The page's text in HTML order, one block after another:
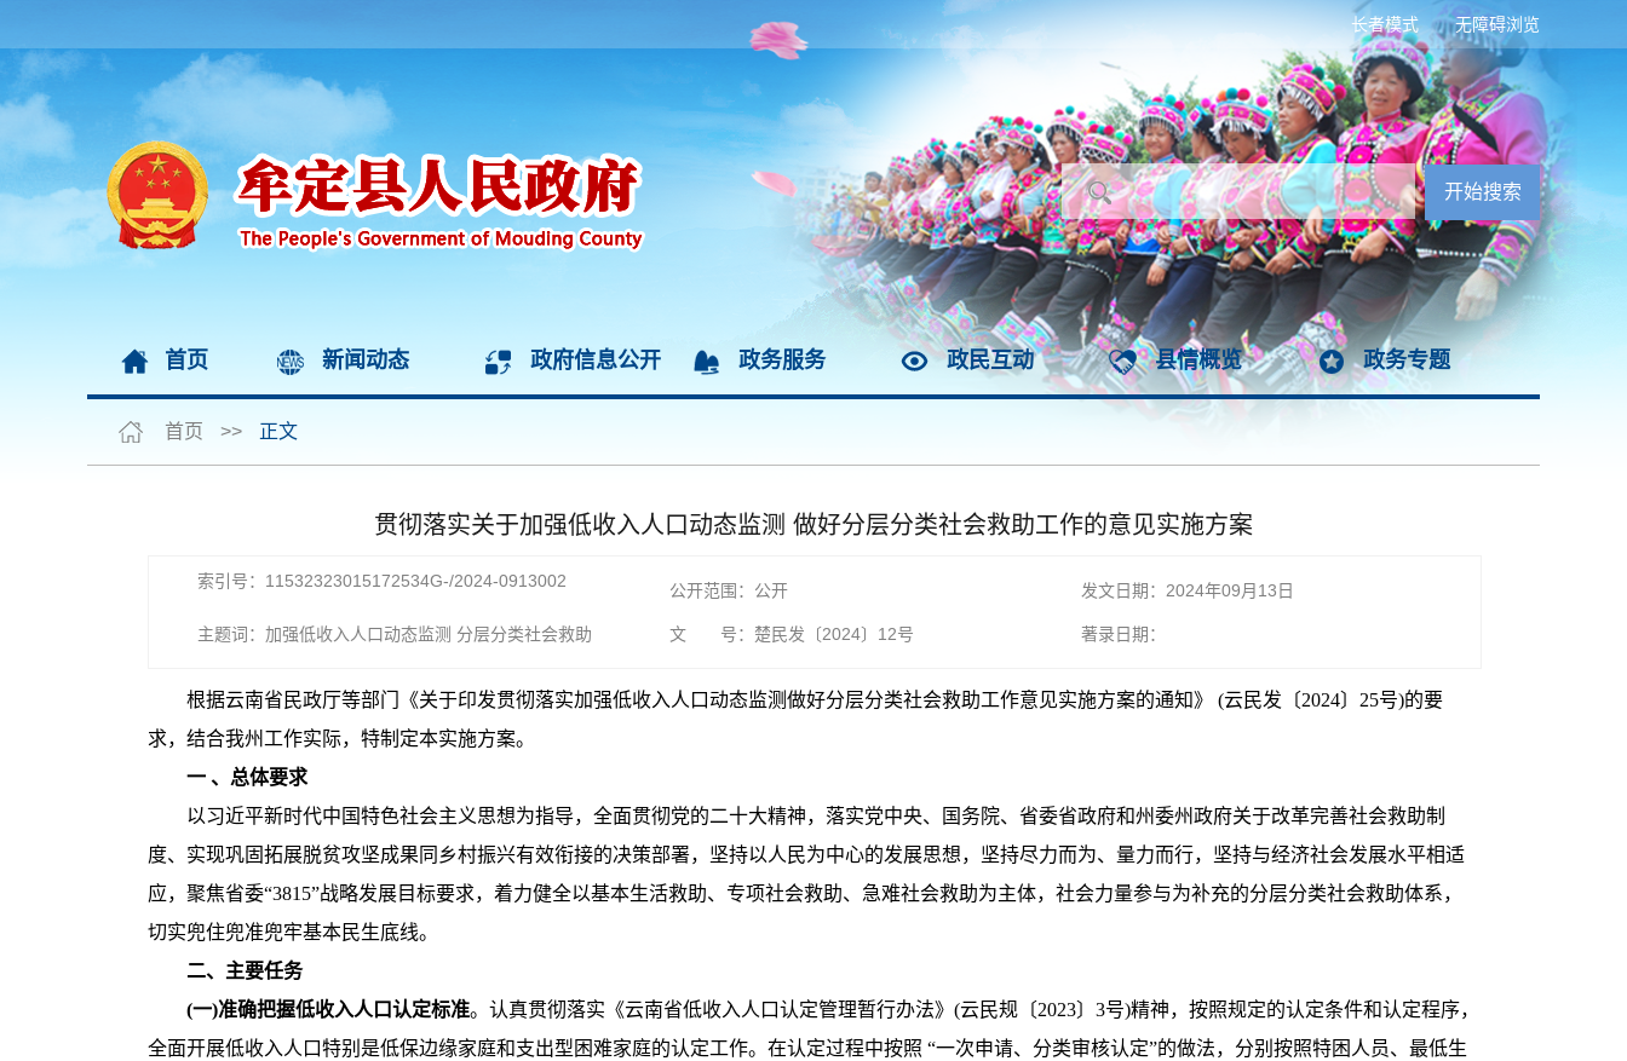
无障碍浏览
长者模式
首页 新闻动态 政府信息公开 政务服务 政民互动 县情概览 政务专题
首页 >> 正文
贯彻落实关于加强低收入人口动态监测 做好分层分类社会救助工作的意见实施方案
索引号：11532323015172534G-/2024-0913002 公开范围：公开 发文日期：2024年09月13日
主题词：加强低收入人口动态监测 分层分类社会救助 文 号：楚民发〔2024〕12号 著录日期：
根据云南省民政厅等部门《关于印发贯彻落实加强低收入人口动态监测做好分层分类社会救助工作意见实施方案的通知》 (云民发〔2024〕25号)的要
求，结合我州工作实际，特制定本实施方案。
一 、总体要求
以习近平新时代中国特色社会主义思想为指导，全面贯彻党的二十大精神，落实党中央、国务院、省委省政府和州委州政府关于改革完善社会救助制
度、实现巩固拓展脱贫攻坚成果同乡村振兴有效衔接的决策部署，坚持以人民为中心的发展思想，坚持尽力而为、量力而行，坚持与经济社会发展水平相适
应，聚焦省委“3815”战略发展目标要求，着力健全以基本生活救助、专项社会救助、急难社会救助为主体，社会力量参与为补充的分层分类社会救助体系，
切实兜住兜准兜牢基本民生底线。
二、主要任务
(一)准确把握低收入人口认定标准。认真贯彻落实《云南省低收入人口认定管理暂行办法》(云民规〔2023〕3号)精神，按照规定的认定条件和认定程序，
全面开展低收入人口特别是低保边缘家庭和支出型困难家庭的认定工作。在认定过程中按照 “一次申请、分类审核认定”的做法，分别按照特困人员、最低生